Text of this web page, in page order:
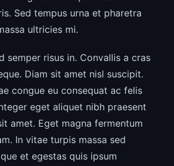
Sed tempus urna et pharetra
ultricies mi.
semper risus in. Convallis a cras
Diam sit amet nisl suscipit.
congue eu consequat ac felis
eget aliquet nibh praesent
amet. Eget magna fermentum
In vitae turpis massa sed
et egestas quis ipsum